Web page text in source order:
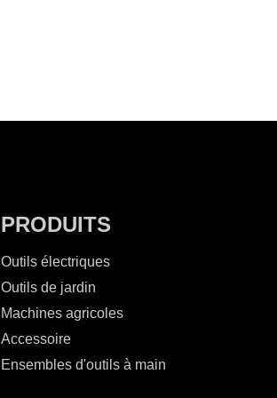
PRODUITS
Outils électriques
Outils de jardin
Machines agricoles
Accessoire
Ensembles d'outils à main